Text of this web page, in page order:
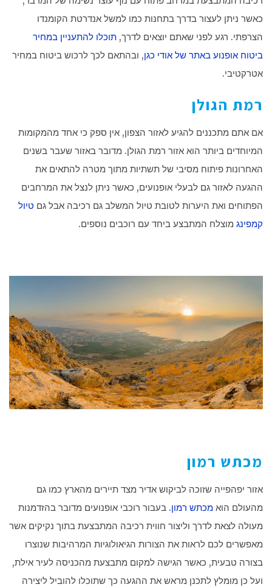
כאשר ניתן לעצור בדרך בתחנות כמו למשל אנדרטת הקומנדו
הצרפתי. רגע לפני שאתם יוצאים לדרך,תוכלו להתעניין במחיר
ביטוח אופנוע באתר של אודי כגן, ובהתאם לכך לרכוש ביטוח במחיר
אטרקטיבי.
רמת הגולן
אם אתם מתכננים להגיע לאזור הצפון, אין ספק כי אחד מהמקומות
המיוחדים ביותר הוא אזור רמת הגולן. מדובר באזור שעבר בשנים
האחרונות פיתוח מסיבי של תשתיות מתוך מטרה להתאים את
ההגעה לאזור גם לבעלי אופנועים, כאשר ניתן לנצל את המרחבים
הפתוחים ואת היערות לטובת טיול המשלב גם רכיבה אבל גםטיול
קמפינגמוצלח המתבצע ביחד עם רוכבים נוספים.
מכתש רמון
אזור יפהפייה שזוכה לביקוש אדיר מצד תיירים מהארץ כמו גם
מהעולם הואמכתש רמון. בעבור רוכבי אופנועים מדובר בהזדמנות
מעולה לצאת לדרך וליצור חווית רכיבה המתבצעת בתוך נקיקים אשר
מאפשרים לכם לראות את הצורות הגיאולוגיות המרהיבות שנוצרו
בצורה טבעית, כאשר הגישה למקום מתבצעת מהכניסה לעיר אילת,
ועל כן מומלץ לתכנן מראש את ההגעה כך שתוכלו להוביל ליצירה